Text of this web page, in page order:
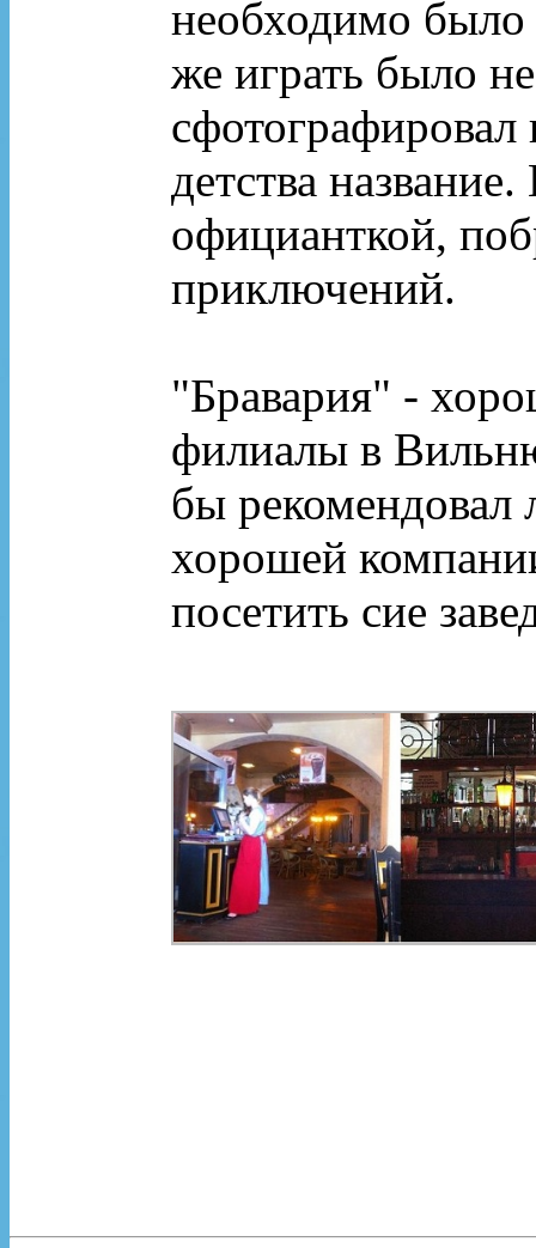
необходимо было
же играть было
сфотографировал
детства
официанткой,
приключений.
"Бравария" -
филиалы в
бы рекомендовал
хорошей
посетить сие